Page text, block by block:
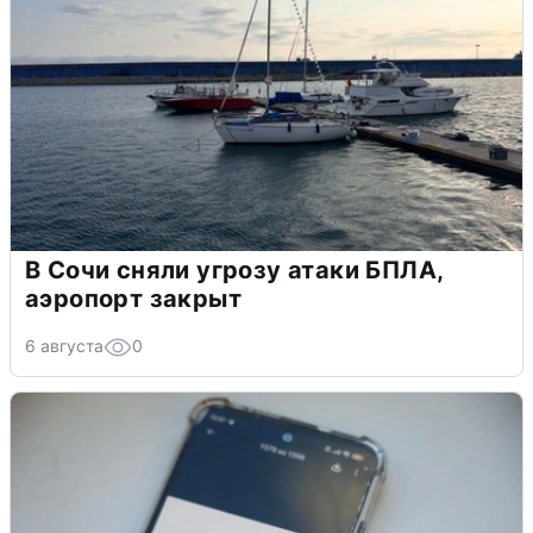
В Сочи сняли угрозу атаки БПЛА,
аэропорт закрыт
6 августа 0